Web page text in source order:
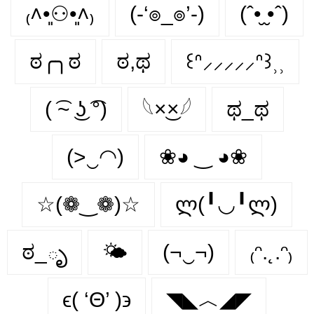
₍˄•͈⚇•͈˄₎ (-‘๏_๏’-) (ˆ•̮ ̮•ˆ)
ಠ╭╮ಠ ಠ,ಥ ꒰ᐢ⸝⸝⸝⸝⸝ᐢ꒱⸒⸒
( ͡~ ͜ʖ ͡°) 𓆩×͜×𓆪 ಥ_ಥ
(>‿◠) ❀◕ ‿ ◕❀
☆(❁‿❁)☆ ლ(╹◡╹ლ)
ಠ_ృ 🌤️ (¬‿¬) ₍ᵔ.˛.ᵔ₎
ϵ( ‘Θ’ )϶ ◥◣︿◢◤